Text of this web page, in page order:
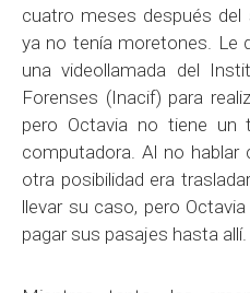
cuatro meses después
ya no tenía moretones. Le
una videollamada del
Forenses (Inacif) para
pero Octavia no tiene un
computadora. Al no hablar
otra posibilidad era
llevar su caso, pero
pagar sus pasajes hasta allí.